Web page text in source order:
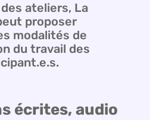
ateliers, La
proposer
modalités de
du travail des
écrites, audio